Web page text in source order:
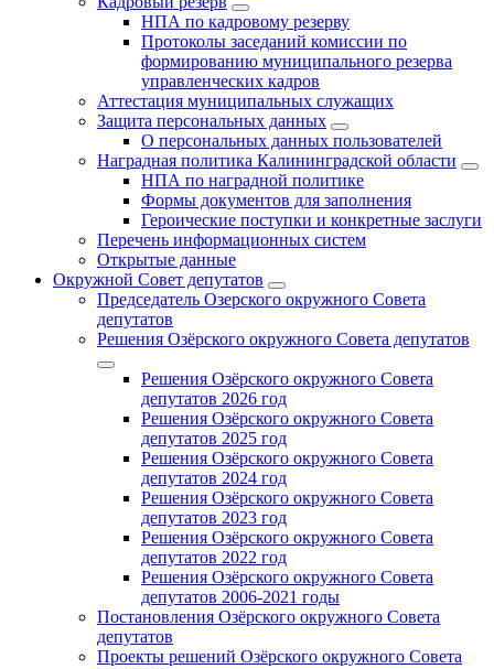
НПА по кадровому резерву
Протоколы заседаний комиссии по
формированию муниципального резерва
управленческих кадров
Аттестация муниципальных служащих
Защита персональных данных
О персональных данных пользователей
Наградная политика Калининградской области
НПА по наградной политике
Формы документов для заполнения
Героические поступки и конкретные заслуги
Перечень информационных систем
Открытые данные
Окружной Совет депутатов
Председатель Озерского окружного Совета
депутатов
Решения Озёрского окружного Совета депутатов
Решения Озёрского окружного Совета
депутатов 2026 год
Решения Озёрского окружного Совета
депутатов 2025 год
Решения Озёрского окружного Совета
депутатов 2024 год
Решения Озёрского окружного Совета
депутатов 2023 год
Решения Озёрского окружного Совета
депутатов 2022 год
Решения Озёрского окружного Совета
депутатов 2006-2021 годы
Постановления Озёрского окружного Совета
депутатов
Проекты решений Озёрского окружного Совета